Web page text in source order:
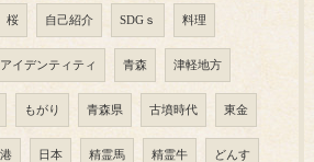
桜 自己紹介 SDGｓ 料理
アイデンティティ 青森 津軽地方
もがり 青森県 古墳時代 東金
日本 精霊馬 精霊牛 どんす